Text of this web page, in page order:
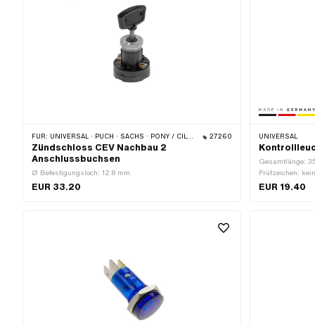
FÜR: UNIVERSAL · PUCH · SACHS · PONY / CILO (BETA 521 & 512) · ZÜNDAPP BELMONDO · HERCULES 27260
Zündschloss CEV Nachbau 2
Anschlussbuchsen
Ø Befestigungsloch: 12.8 mm
EUR 33.20
UNIVERSAL
Gesamtlänge:
Prüfzeichen:
aussen: 16 mm ·
EUR 19.40